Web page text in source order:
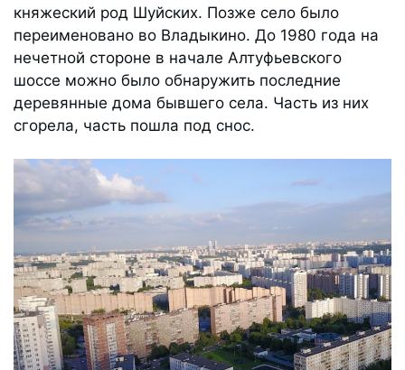
княжеский род Шуйских. Позже село было
переименовано во Владыкино. До 1980 года на
нечетной стороне в начале Алтуфьевского
шоссе можно было обнаружить последние
деревянные дома бывшего села. Часть из них
сгорела, часть пошла под снос.